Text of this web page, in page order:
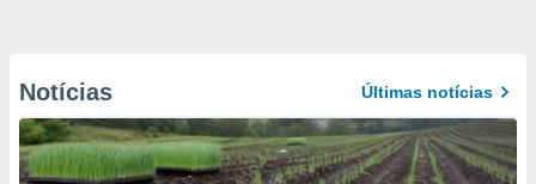
Notícias Últimas notícias